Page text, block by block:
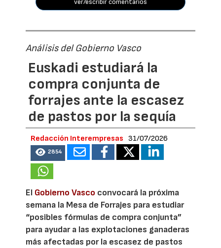
ver/escribir comentarios
Análisis del Gobierno Vasco
Euskadi estudiará la
compra conjunta de
forrajes ante la escasez
de pastos por la sequía
Redacción Interempresas 31/07/2026
2854
El Gobierno Vasco convocará la próxima
semana la Mesa de Forrajes para estudiar
“posibles fórmulas de compra conjunta”
para ayudar a las explotaciones ganaderas
más afectadas por la escasez de pastos